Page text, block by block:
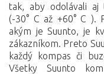
tak, aby odolávali aj
(-30° C až +60° C ).
akým je Suunto, je
zákazníkom. Preto
každý kompas či
Všetky Suunto